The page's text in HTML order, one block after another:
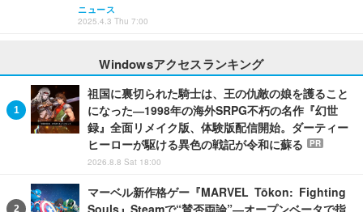
ニュース
2025.4.3 Thu 7:00
Windowsアクセスランキング
祖国に裏切られた騎士は、王の仇敵の娘を護ること
になった―1998年の海外SRPG不朽の名作『幻世
録』全面リメイク版、体験版配信開始。ダーティー
ヒーローが駆ける異色の戦記が令和に蘇る
PR
2026.8.8 Sat 18:00
マーベル新作格ゲー『MARVEL Tōkon: Fighting
Souls』Steamで“賛否両論”―オープンベータで指